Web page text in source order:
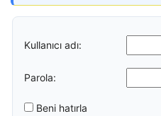
Kullanıcı adı:
Parola:
Beni hatırla